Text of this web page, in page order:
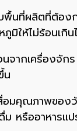
พื้นที่ผลิตที่ต้อง
มิให้ไม่ร้อนเกิน
จากเครื่องจัก
น
อมคุณภาพของ
หรืออาหารแป